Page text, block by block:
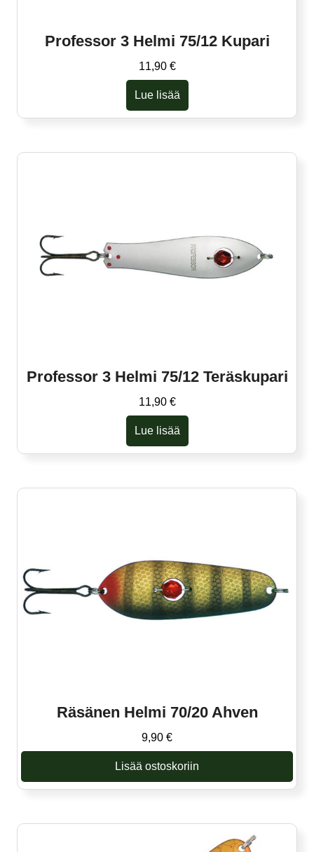
Professor 3 Helmi 75/12 Kupari
11,90 €
Lue lisää
Professor 3 Helmi 75/12 Teräskupari
11,90 €
Lue lisää
Räsänen Helmi 70/20 Ahven
9,90 €
Lisää ostoskoriin